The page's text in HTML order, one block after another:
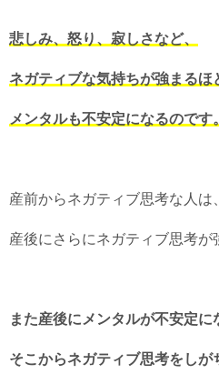
悲しみ、怒り、寂しさなど、
ネガティブな気持ちが強まるほ
メンタルも不安定になるのです。
産前からネガティブ思考な人は、
産後にさらにネガティブ思考が
また産後にメンタルが不安定に
そこからネガティブ思考をしが